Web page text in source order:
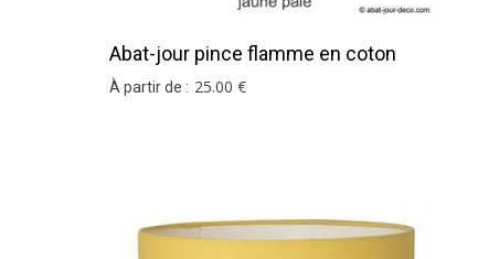
Abat-jour pince flamme en coton
jaune pâle
À partir de : 25.00 €